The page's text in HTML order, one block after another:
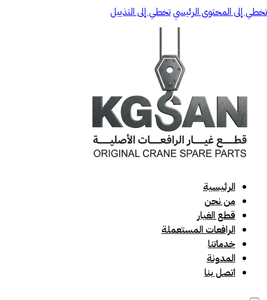
تخطي إلى المحتوى الرئيسيتخطي إلى التذييل
الرئيسية
من نحن
قطع الغيار
الرافعات المستعملة
خدماتنا
المدونة
اتصل بنا